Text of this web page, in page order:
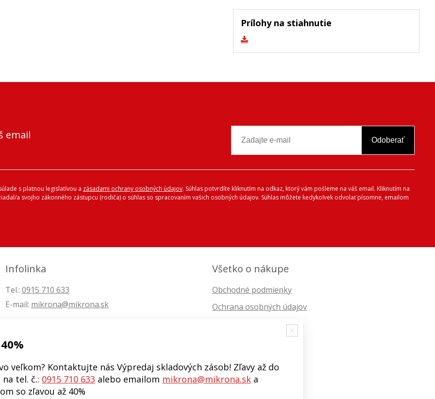
Prílohy na stiahnutie
email Odoberať
s platnou legislatívou a zásadami ochrany osobných údajov. Súhlas potvrdíte kliknutím na odkaz, ktorý vám pošleme na váš email. Kliknutím na
a svojho zákonného zástupcu (rodiča) o súhlas so spracovaním vašich osobných údajov. Súhlas môžete kedykoľvek odvolať písomne, emailom
Infolinka
Tel.: 0915 710 633
E-mail: mikrona@mikrona.sk
Všetko o nákupe
Obchodné podmienky
Ochrana osobných údajov
veľkom? Kontaktujte nás Výpredaj skladových zásob! Zľavy až do
tel. č.: 0915 710 633 alebo emailom mikrona@mikrona.sk a
so zľavou až 40%